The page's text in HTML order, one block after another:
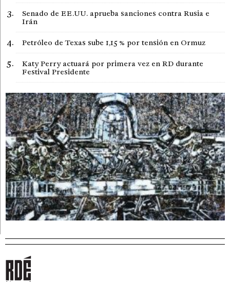
Senado de EE.UU. aprueba sanciones contra Rusia e
Irán
Petróleo de Texas sube 1,15 % por tensión en Ormuz
Katy Perry actuará por primera vez en RD durante
Festival Presidente